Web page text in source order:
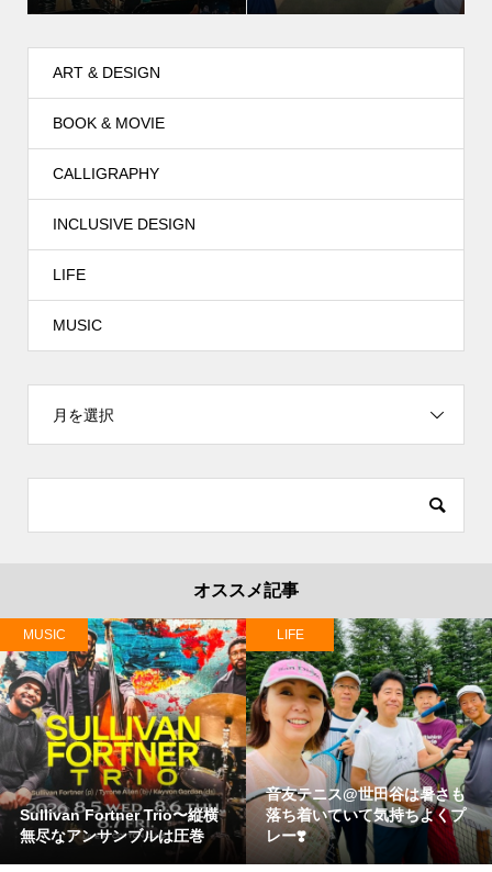
ART & DESIGN
BOOK & MOVIE
CALLIGRAPHY
INCLUSIVE DESIGN
LIFE
MUSIC
月を選択
オススメ記事
Sullivan Fortner Trio〜縦横
無尽なアンサンブルは圧巻
MUSIC
音友テニス@世田谷は暑さも
落ち着いていて気持ちよくプ
レー❣️
LIFE